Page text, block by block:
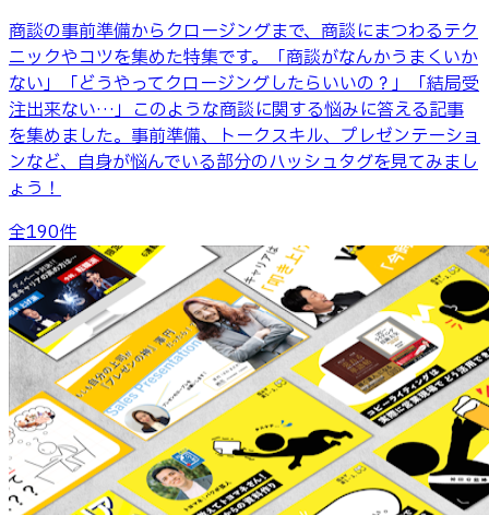
商談の事前準備からクロージングまで、商談にまつわるテク
ニックやコツを集めた特集です。「商談がなんかうまくいか
ない」「どうやってクロージングしたらいいの？」「結局受
注出来ない…」このような商談に関する悩みに答える記事
を集めました。事前準備、トークスキル、プレゼンテーショ
ンなど、自身が悩んでいる部分のハッシュタグを見てみまし
ょう！
全190件